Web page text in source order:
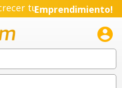
tuEmprendimiento!
